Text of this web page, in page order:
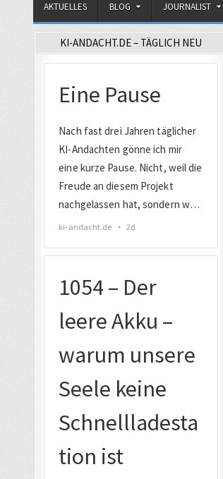
AKTUELLES BLOG JOURNALIST
KI-ANDACHT.DE – TÄGLICH NEU